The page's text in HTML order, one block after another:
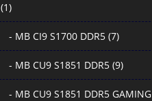
(1)
- MB CI9 S1700 DDR5 (7)
- MB CU9 S1851 DDR5 (9)
- MB CU9 S1851 DDR5 GAMING